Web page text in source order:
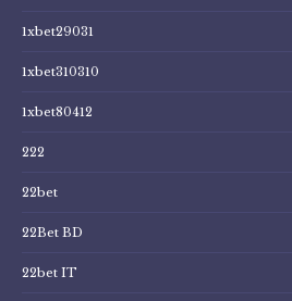
1xbet29031
1xbet310310
1xbet80412
222
22bet
22Bet BD
22bet IT